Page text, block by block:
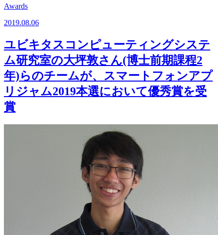
Awards
2019.08.06
ユビキタスコンピューティングシステ
ム研究室の大坪敦さん(博士前期課程2
年)らのチームが、スマートフォンアプ
リジャム2019本選において優秀賞を受
賞